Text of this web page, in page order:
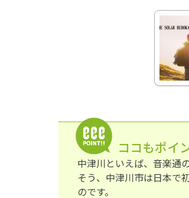
ココもポイ
中津川といえば、音楽通
そう、中津川市は日本で
のです。